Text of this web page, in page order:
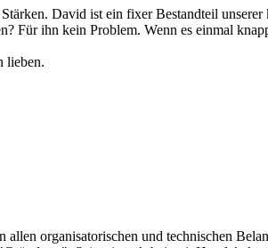
David ist ein fixer Bestandteil
Für ihn kein Problem. Wenn es einmal
lieben.
organisatorischen und technischen